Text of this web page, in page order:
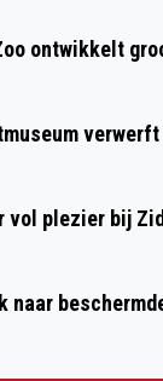
ontwikkelt
vol plezier bij
naar